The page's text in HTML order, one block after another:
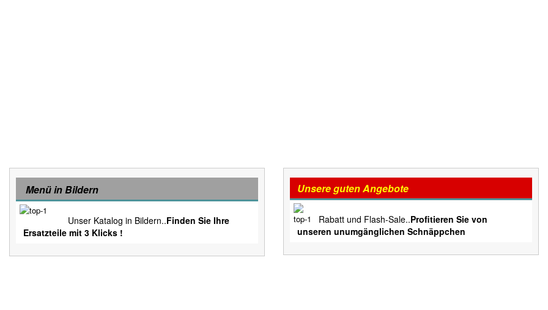
Menü in Bildern
Unser Katalog in Bildern..Finden Sie Ihre
Ersatzteile mit 3 Klicks !
Unsere guten Angebote
Rabatt und Flash-Sale..Profitieren Sie von
unseren unumgänglichen Schnäppchen